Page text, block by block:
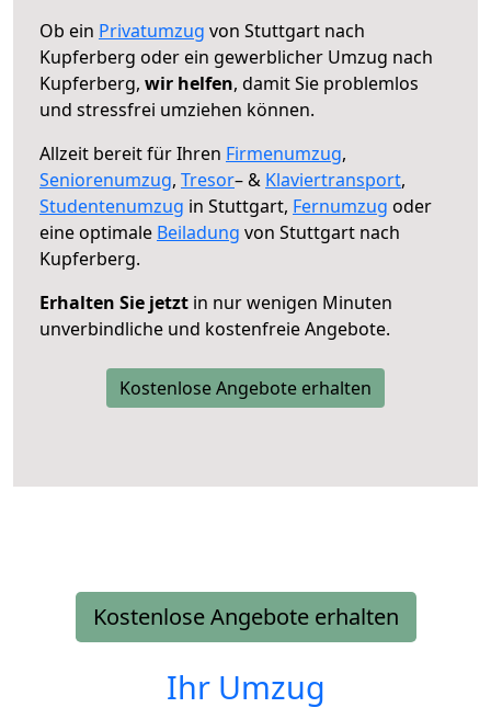
Ob ein Privatumzug von Stuttgart nach
Kupferberg oder ein gewerblicher Umzug nach
Kupferberg, wir helfen, damit Sie problemlos
und stressfrei umziehen können.
Allzeit bereit für Ihren Firmenumzug,
Seniorenumzug, Tresor– & Klaviertransport,
Studentenumzug in Stuttgart, Fernumzug oder
eine optimale Beiladung von Stuttgart nach
Kupferberg.
Erhalten Sie jetzt in nur wenigen Minuten
unverbindliche und kostenfreie Angebote.
Kostenlose Angebote erhalten
Kostenlose Angebote erhalten
Ihr Umzug